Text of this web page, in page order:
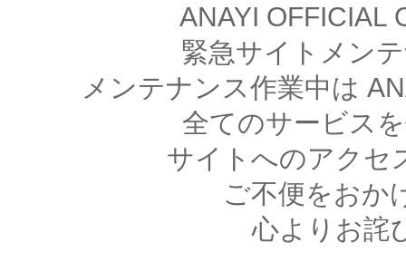
ANAYI OFFICIAL
緊急サイトメン
メンテナンス作業中は
全てのサービス
サイトへのアクセ
ご不便をおか
心よりお詫